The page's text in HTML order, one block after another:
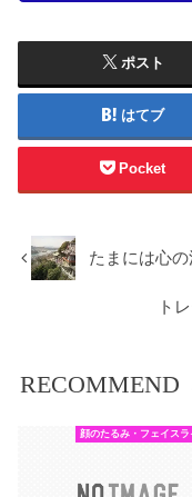
ポスト
はてブ
Pocket
たまには心
ト
RECOMMEND
顔のたるみ・フェイスラ